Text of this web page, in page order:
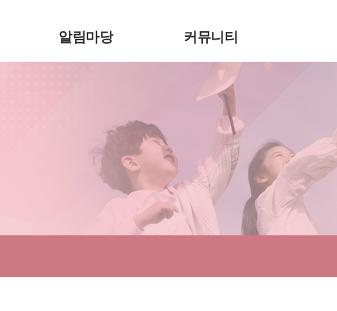
알림마당 커뮤니티